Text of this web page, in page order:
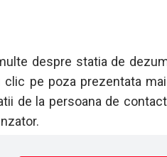
despre statia de
pe poza prezentata
de la persoana de